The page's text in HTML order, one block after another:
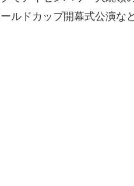
ルドカップ開幕式公演な